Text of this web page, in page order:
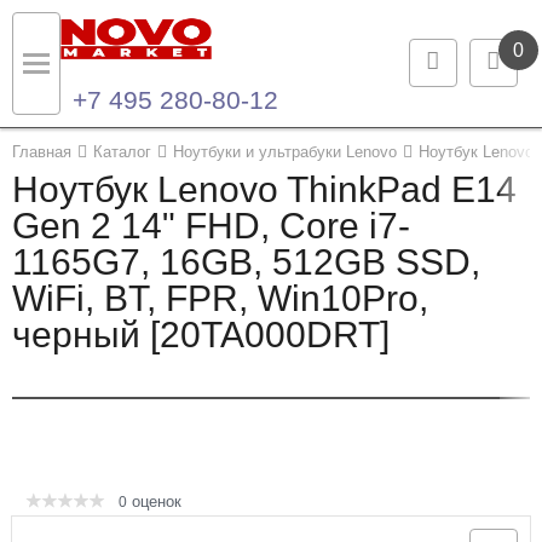
0
+7 495 280-80-12
Главная Каталог Ноутбуки и ультрабуки Lenovo Ноутбук
Ноутбук Lenovo ThinkPad E14
Gen 2 14" FHD, Core i7-
1165G7, 16GB, 512GB SSD,
WiFi, BT, FPR, Win10Pro,
черный [20TA000DRT]
0 оценок
Назад
Каталог продукции
Ноутбуки и ультрабуки
Компьютеры
Назад
Контакты
Контактная информация